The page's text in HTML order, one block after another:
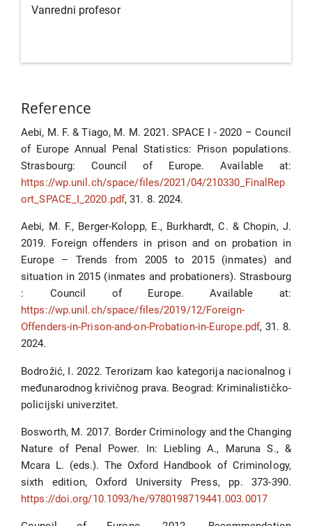
Vanredni profesor
Reference
Aebi, M. F. & Tiago, M. M. 2021. SPACE I - 2020 – Council
of Europe Annual Penal Statistics: Prison populations.
Strasbourg: Council of Europe. Available at:
https://wp.unil.ch/space/files/2021/04/210330_FinalRep
ort_SPACE_I_2020.pdf, 31. 8. 2024.
Aebi, M. F., Berger-Kolopp, E., Burkhardt, C. & Chopin, J.
2019. Foreign offenders in prison and on probation in
Europe – Trends from 2005 to 2015 (inmates) and
situation in 2015 (inmates and probationers). Strasbourg
: Council of Europe. Available at:
https://wp.unil.ch/space/files/2019/12/Foreign-
Offenders-in-Prison-and-on-Probation-in-Europe.pdf, 31. 8.
2024.
Bodrožić, I. 2022. Terorizam kao kategorija nacionalnog i
međunarodnog krivičnog prava. Beograd: Kriminalističko-
policijski univerzitet.
Bosworth, M. 2017. Border Criminology and the Changing
Nature of Penal Power. In: Liebling A., Maruna S., &
Mcara L. (eds.). The Oxford Handbook of Criminology,
sixth edition, Oxford University Press, pp. 373-390.
https://doi.org/10.1093/he/9780198719441.003.0017